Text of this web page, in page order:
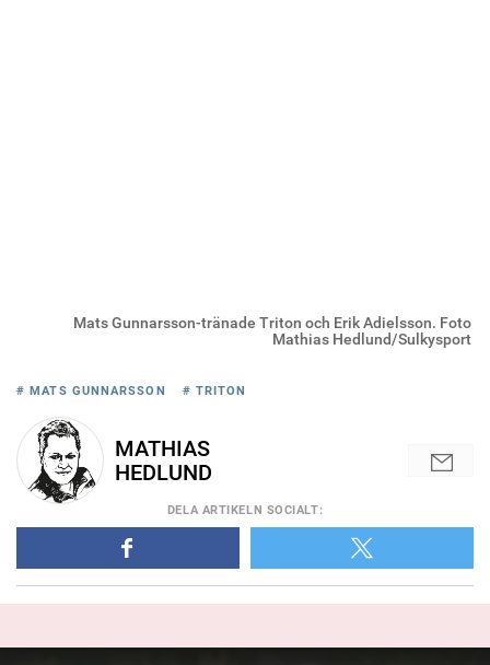
Mats Gunnarsson-tränade Triton och Erik Adielsson. Foto
Mathias Hedlund/Sulkysport
# MATS GUNNARSSON # TRITON
MATHIAS
HEDLUND
DELA ARTIKELN SOCIALT: